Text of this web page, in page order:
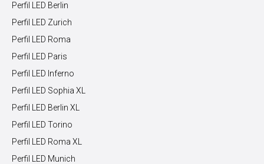
Perfil LED Berlin
Perfil LED Zurich
Perfil LED Roma
Perfil LED Paris
Perfil LED Inferno
Perfil LED Sophia XL
Perfil LED Berlin XL
Perfil LED Torino
Perfil LED Roma XL
Perfil LED Munich